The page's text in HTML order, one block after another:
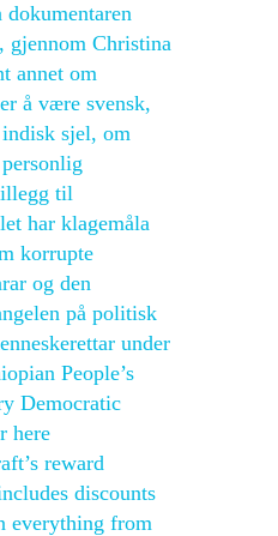
dokumentaren
gjennom Christina
annet om
å være svensk,
sjel, om
til
har klagemåla
korrupte
og den
på politisk
under
People’s
Democratic
here
reward
discounts
everything from